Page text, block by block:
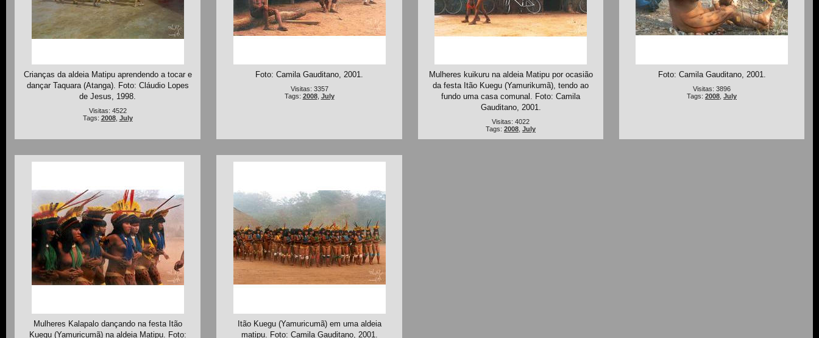
Crianças da aldeia Matipu aprendendo a tocar e
dançar Taquara (Atanga). Foto: Cláudio Lopes
de Jesus, 1998.
Visitas: 4522
Tags: 2008, July
Foto: Camila Gauditano, 2001.
Visitas: 3357
Tags: 2008, July
Mulheres kuikuru na aldeia Matipu por ocasião
da festa Itão Kuegu (Yamurikumã), tendo ao
fundo uma casa comunal. Foto: Camila
Gauditano, 2001.
Visitas: 4022
Tags: 2008 July
Foto: Camila Gauditano, 2001.
Visitas: 3896
Tags: 2008 July
Mulheres Kalapalo dançando na festa Itão
Kuegu (Yamuricumã) na aldeia Matipu. Foto:
Itão Kuegu (Yamuricumã) em uma aldeia
matipu. Foto: Camila Gauditano, 2001.